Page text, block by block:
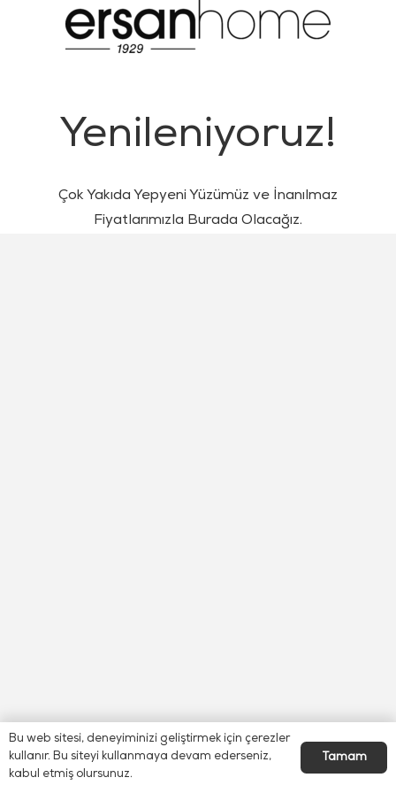
Yenileniyoruz!
Çok Yakıda Yepyeni Yüzümüz ve İnanılmaz
Fiyatlarımızla Burada Olacağız.
Bu web sitesi, deneyiminizi geliştirmek için çerezler
kullanır. Bu siteyi kullanmaya devam ederseniz,
kabul etmiş olursunuz.
Tamam